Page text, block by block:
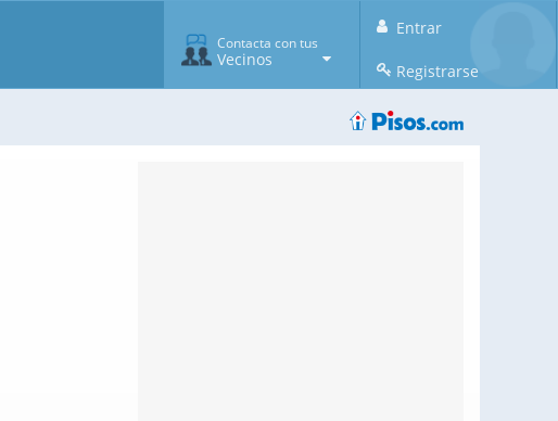
Entrar
Registrarse
Contacta con tus
Vecinos